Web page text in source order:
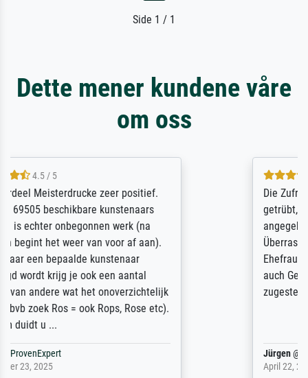
Side 1 / 1
Dette mener kundene våre
om oss
Die Zufriedenheit ist auch nicht dadurch
getrübt, dass das Bild entgegen einer
angegebenen Lieferanschrift (sollte eine
Überraschung für die normannische
Ehefrau sein zum Hochzeits- gleichzeitig
auch Geburtstag sein) doch nach zu Hause
zugestellt wurde.
Jürgen